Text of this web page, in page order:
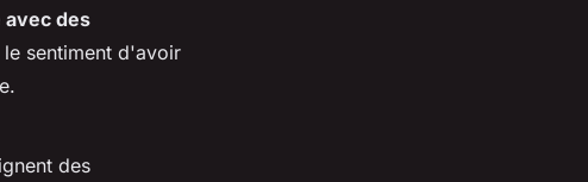
avec des
sentiment d'avoir
.
des